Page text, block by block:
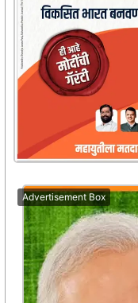
Advertisement Box